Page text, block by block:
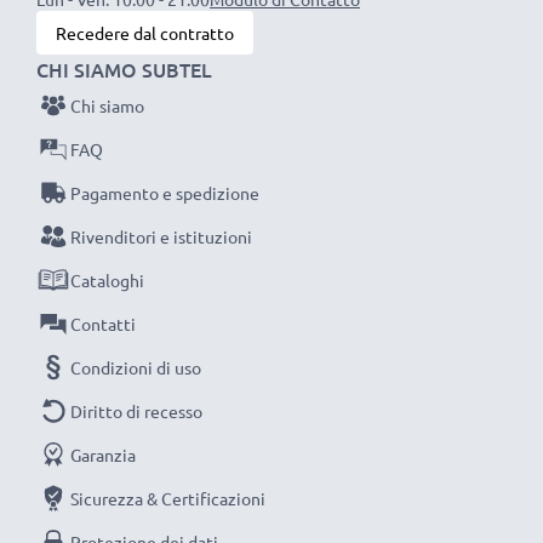
Scegli CELLONIC, scegli la lunga durata e l'efficienza,
non fare compromessi sulla qualità: ordina ora!
Recedere dal contratto
CHI SIAMO SUBTEL
Chi siamo
FAQ
Pagamento e spedizione
Rivenditori e istituzioni
Cataloghi
Contatti
Condizioni di uso
Diritto di recesso
Garanzia
Sicurezza & Certificazioni